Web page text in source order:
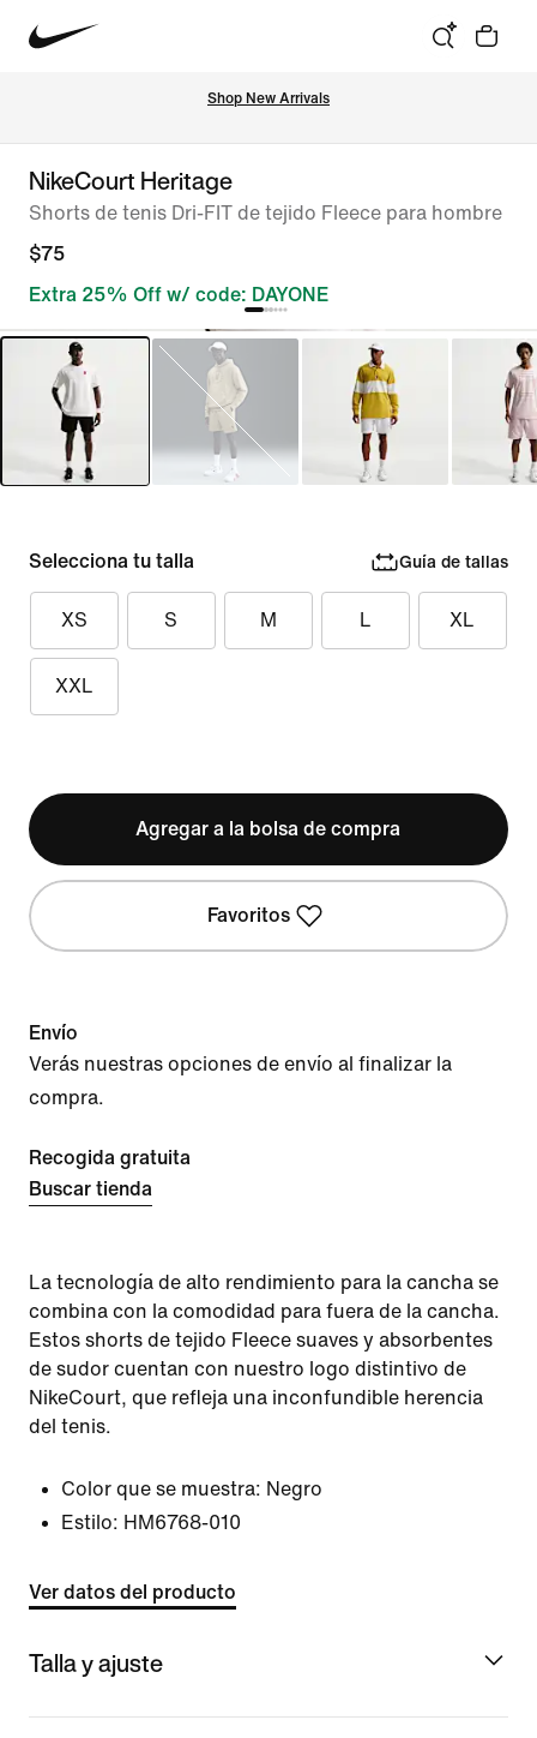
Shop New Arrivals
NikeCourt Heritage
Shorts de tenis Dri-FIT de tejido Fleece para hombre
$75
Extra 25% Off w/ code: DAYONE
Selecciona tu talla Guía de tallas
XS S M L XL
XXL
Agregar a la bolsa de compra
Favoritos
Envío
Verás nuestras opciones de envío al finalizar la
compra.
Recogida gratuita
Buscar tienda
La tecnología de alto rendimiento para la cancha se
combina con la comodidad para fuera de la cancha.
Estos shorts de tejido Fleece suaves y absorbentes
de sudor cuentan con nuestro logo distintivo de
NikeCourt, que refleja una inconfundible herencia
del tenis.
Color que se muestra: Negro
Estilo: HM6768-010
Ver datos del producto
Talla y ajuste